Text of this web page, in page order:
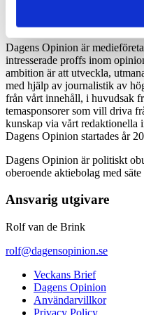
Dagens Opinion är
intresserade proffs inom
ambition är att utveckla,
med hjälp av journalistik av
från vårt innehåll, i huvudsak
temasponsorer som vill driva
kunskap via vårt redaktionella
Dagens Opinion startades år
Dagens Opinion är politiskt
oberoende aktiebolag med
Ansvarig utgivare
Rolf van de Brink
rolf@dagensopinion.se
Veckans Brief
Dagens Opinion
Användarvillkor
Privacy Policy